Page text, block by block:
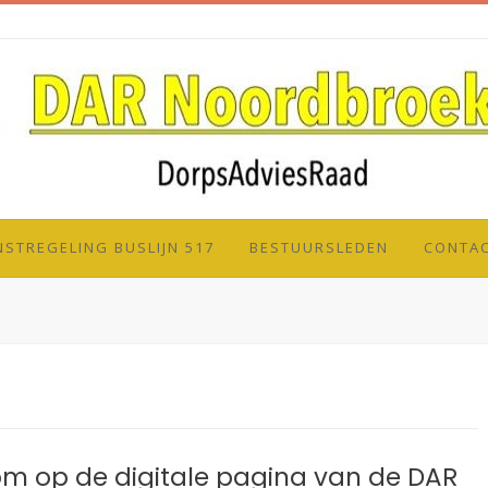
BUSLIJN 517 BESTUURSLEDEN
op de digitale pagina van de DAR